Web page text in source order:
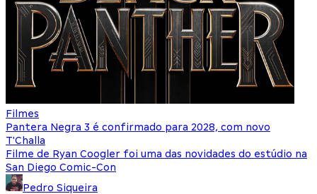
Filmes
Pantera Negra 3 é confirmado para 2028, com novo
T'Challa
Filme de Ryan Coogler foi uma das novidades do estúdio na
San Diego Comic-Con
Pedro Siqueira